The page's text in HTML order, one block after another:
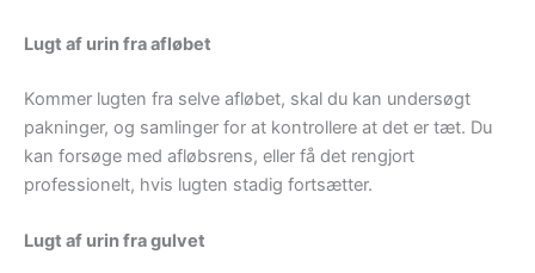
Lugt af urin fra afløbet
Kommer lugten fra selve afløbet, skal du kan undersøgt
pakninger, og samlinger for at kontrollere at det er tæt. Du
kan forsøge med afløbsrens, eller få det rengjort
professionelt, hvis lugten stadig fortsætter.
Lugt af urin fra gulvet